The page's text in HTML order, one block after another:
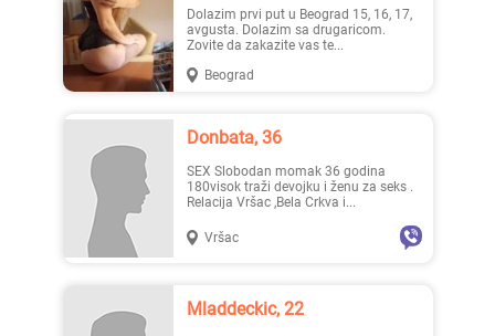
Nastja, 27
Dolazim prvi put u Beograd 15, 16, 17,
avgusta. Dolazim sa drugaricom.
Zovite da zakazite vas te...
Beograd
Donbata, 36
SEX Slobodan momak 36 godina
180visok traži devojku i ženu za seks .
Relacija Vršac ,Bela Crkva i...
Vršac
Mladdeckic, 22